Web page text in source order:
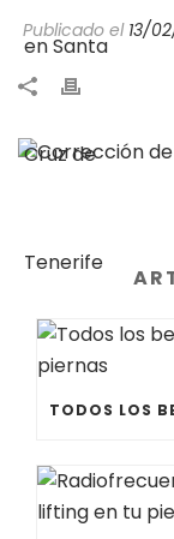
Publicado el 13/